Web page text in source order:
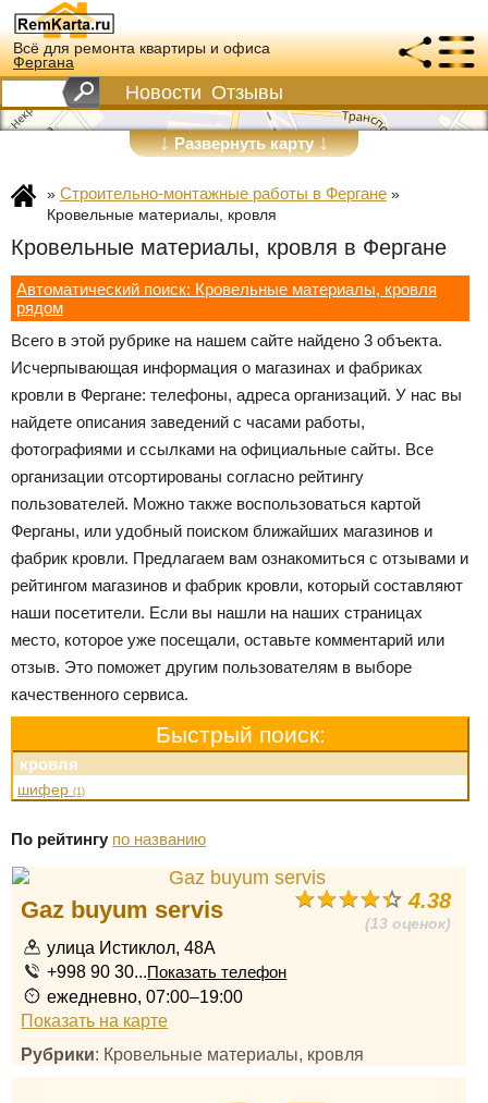
Всё для ремонта квартиры и офиса
Фергана
Новости Отзывы
↓Развернуть карту↓
» Строительно-монтажные работы в Фергане »
Кровельные материалы, кровля
Кровельные материалы, кровля в Фергане
Автоматический поиск: Кровельные материалы, кровля
рядом
Всего в этой рубрике на нашем сайте найдено 3 объекта.
Исчерпывающая информация о магазинах и фабриках
кровли в Фергане: телефоны, адреса организаций. У нас вы
найдете описания заведений с часами работы,
фотографиями и ссылками на официальные сайты. Все
организации отсортированы согласно рейтингу
пользователей. Можно также воспользоваться картой
Ферганы, или удобный поиском ближайших магазинов и
фабрик кровли. Предлагаем вам ознакомиться с отзывами и
рейтингом магазинов и фабрик кровли, который составляют
наши посетители. Если вы нашли на наших страницах
место, которое уже посещали, оставьте комментарий или
отзыв. Это поможет другим пользователям в выборе
качественного сервиса.
Быстрый поиск:
кровля
шифер(1)
По рейтингу по названию
4.38
(13 оценок)
Gaz buyum servis
улица Истиклол, 48A
+998 90 30...Показать телефон
ежедневно, 07:00–19:00
Показать на карте
Рубрики: Кровельные материалы, кровля